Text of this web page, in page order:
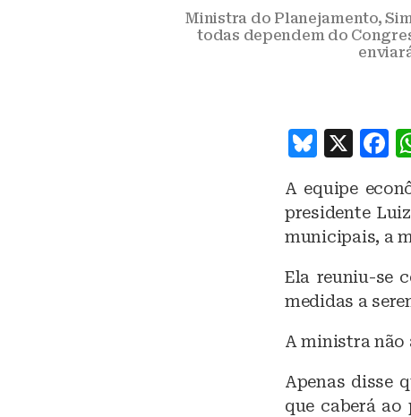
Ministra do Planejamento,
todas dependem do
B
e
s
y
X
F
c
e
o
o
k
A equipe
presidente
municipais, a
Ela reuniu-se
medidas a
A ministra não
Apenas disse
que caberá ao